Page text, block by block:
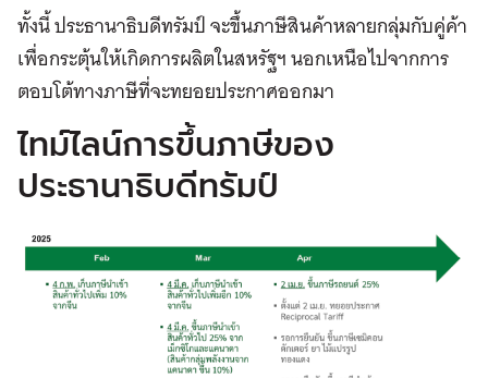
ทั้งนี้ ประธานาธิบดีทรัมป์ จะขึ้นภาษีสินค้าหลายกลุ่มกับคู่ค้า
เพื่อกระตุ้นให้เกิดการผลิตในสหรัฐฯ นอกเหนือไปจากการ
ตอบโต้ทางภาษีที่จะทยอยประกาศออกมา
ไทม์ไลน์การขึ้นภาษีของ
ประธานาธิบดีทรัมป์